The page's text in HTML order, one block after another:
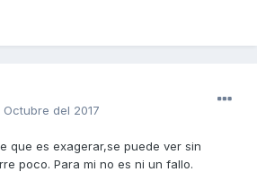
Octubre del 2017
que es exagerar,se puede ver sin
poco. Para mi no es ni un fallo.